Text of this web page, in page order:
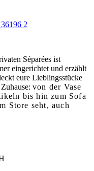
Séparées ist
eingerichtet und erzählt
eure Lieblingsstücke
von der Vase
bis hin zum Sofa
Store seht, auch